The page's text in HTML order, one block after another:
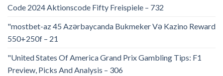
Code 2024 Aktionscode Fifty Freispiele – 732
"mostbet-az 45 Azərbaycanda Bukmeker Və Kazino Reward
550+250f – 21
"United States Of America Grand Prix Gambling Tips: F1
Preview, Picks And Analysis – 306